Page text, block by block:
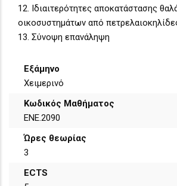
12. Ιδιαιτερότητες αποκατάστασης
οικοσυστημάτων από
13. Σύνοψη επανάληψη
Εξάμηνο
Χειμερινό
Κωδικός Μαθήματος
ΕΝΕ.2090
Ώρες θεωρίας
3
ECTS